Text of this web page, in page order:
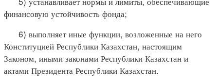
финансовую устойчивость фонда;
6) выполняет иные функции, возложенные на него
Конституцией Республики Казахстан, настоящим
Законом, иными законами Республики Казахстан и
актами Президента Республики Казахстан.